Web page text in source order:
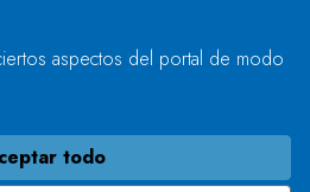
aspectos del portal de modo
todo